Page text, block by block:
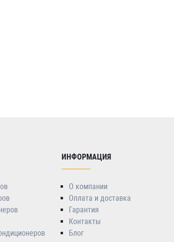
ИНФОРМАЦИЯ
О компании
Оплата и доставка
Гарантия
Контакты
Блог